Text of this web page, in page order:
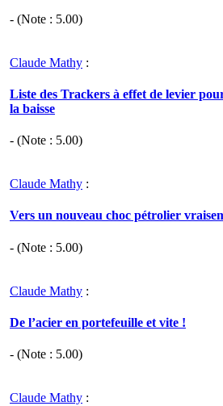
- (Note : 5.00)
Claude Mathy :
Liste des Trackers à effet de levier
la baisse
- (Note : 5.00)
Claude Mathy :
Vers un nouveau choc pétrolier
- (Note : 5.00)
Claude Mathy :
De l’acier en portefeuille et vite !
- (Note : 5.00)
Claude Mathy :